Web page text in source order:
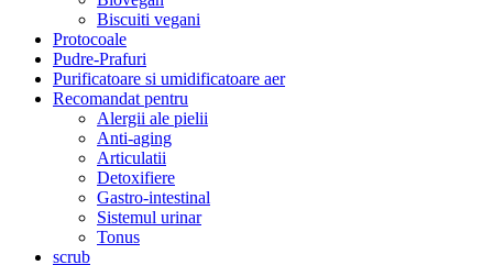
Biscuiti vegani
Protocoale
Pudre-Prafuri
Purificatoare si umidificatoare aer
Recomandat pentru
Alergii ale pielii
Anti-aging
Articulatii
Detoxifiere
Gastro-intestinal
Sistemul urinar
Tonus
scrub